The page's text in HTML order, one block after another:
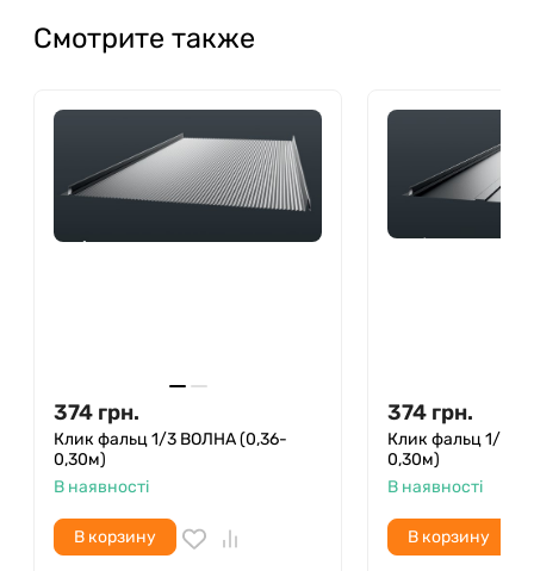
Смотрите также
374 грн.
Клик фальц 1/3 ВОЛНА (0,36-
0,30м)
В наявності
В корзину
374 грн.
Клик фальц 1/3
0,30м)
В наявності
В корзину